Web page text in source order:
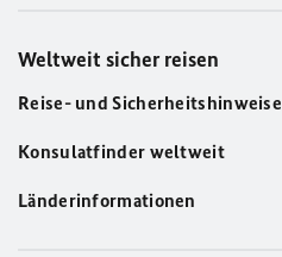
Weltweit sicher reisen
Reise- und Sicherheitshinweise
Konsulatfinder weltweit
Länderinformationen